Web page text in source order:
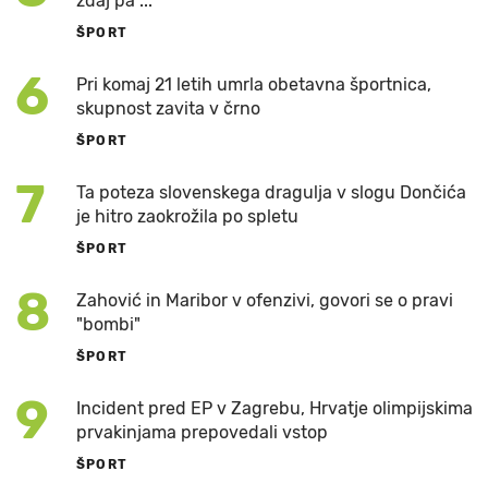
ŠPORT
6
Pri komaj 21 letih umrla obetavna športnica,
skupnost zavita v črno
ŠPORT
7
Ta poteza slovenskega dragulja v slogu Dončića
je hitro zaokrožila po spletu
ŠPORT
8
Zahović in Maribor v ofenzivi, govori se o pravi
"bombi"
ŠPORT
9
Incident pred EP v Zagrebu, Hrvatje olimpijskima
prvakinjama prepovedali vstop
ŠPORT